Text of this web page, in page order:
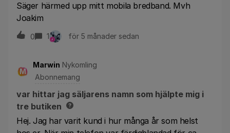
Säger härmed upp mitt mobila bredband. Mvh
Joakim
0 1 för 5 månader sedan
M
Marwin Nykomling
Abonnemang
var hittar jag säljarens namn som hjälpte mig i
tre butiken
Hej. Jag har varit kund i hur många år som helst